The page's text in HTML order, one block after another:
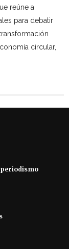
reúne a
para debatir
circular,
periodismo